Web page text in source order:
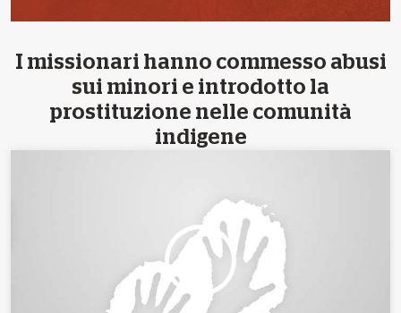
I missionari hanno commesso abusi
sui minori e introdotto la
prostituzione nelle comunità
indigene